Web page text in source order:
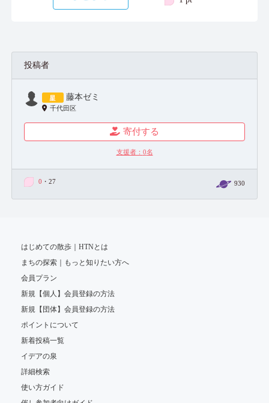
投稿者
藤本ゼミ
千代田区
寄付する
支援者： 0名
0 ・27 930
はじめての散歩｜HTNとは
まちの探索｜もっと知りたい方へ
会員プラン
新規【個人】会員登録の方法
新規【団体】会員登録の方法
ポイントについて
新着投稿一覧
イデアの泉
詳細検索
使い方ガイド